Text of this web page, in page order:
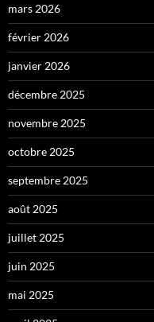
mars 2026
février 2026
janvier 2026
décembre 2025
novembre 2025
octobre 2025
septembre 2025
août 2025
juillet 2025
juin 2025
mai 2025